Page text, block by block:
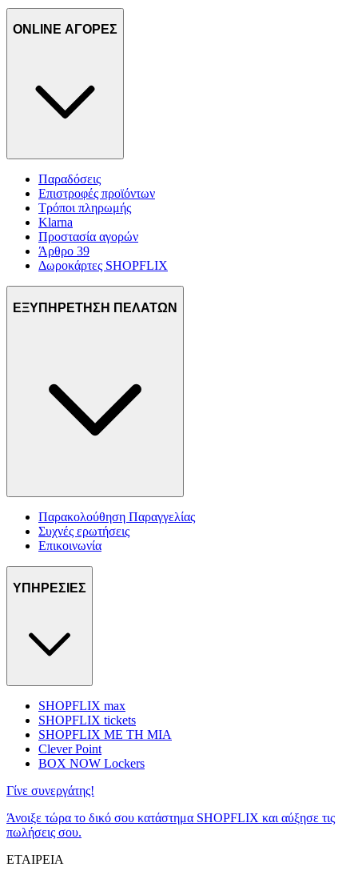
ONLINE ΑΓΟΡΕΣ
Παραδόσεις
Επιστροφές προϊόντων
Τρόποι πληρωμής
Klarna
Προστασία αγορών
Άρθρο 39
Δωροκάρτες SHOPFLIX
ΕΞΥΠΗΡΕΤΗΣΗ ΠΕΛΑΤΩΝ
Παρακολούθηση Παραγγελίας
Συχνές ερωτήσεις
Επικοινωνία
ΥΠΗΡΕΣΙΕΣ
SHOPFLIX max
SHOPFLIX tickets
SHOPFLIX ΜΕ ΤΗ ΜΙΑ
Clever Point
BOX NOW Lockers
Γίνε συνεργάτης!
Άνοιξε τώρα το δικό σου κατάστημα SHOPFLIX και αύξησε τις
πωλήσεις σου.
ΕΤΑΙΡΕΙΑ